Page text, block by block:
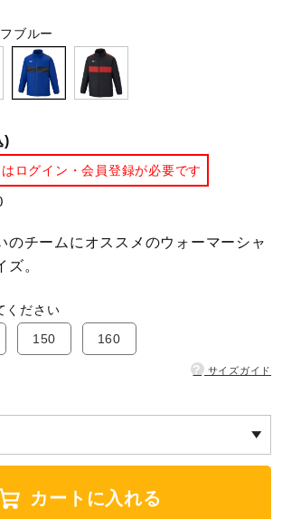
ール
トン
ブルー
)
ログイン・会員登録が必要です
のチームにオススメのウォーマーシャ
。
ください
150 160
? サイズガイド
カートに入れる